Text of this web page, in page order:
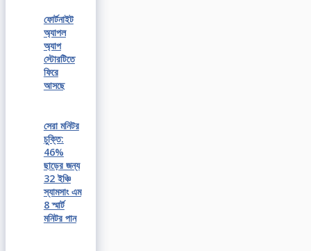
ফোর্টনাইট
অ্যাপল
অ্যাপ
স্টোরটিতে
ফিরে
আসছে
সেরা মনিটর
চুক্তি:
46%
ছাড়ের জন্য
32 ইঞ্চি
স্যামসাং এম
8 স্মার্ট
মনিটর পান